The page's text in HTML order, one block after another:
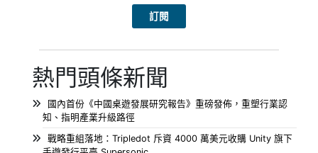
熱門頭條新聞
國內首份《中國桌遊發展研究報告》重磅發佈，重塑行業認
知、指明產業升級路徑
戰略重組落地：Tripledot 斥資 4000 萬美元收購 Unity 旗下